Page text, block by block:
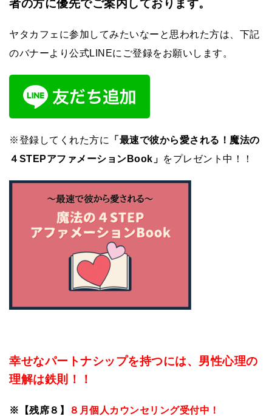
者の方に優先でご案内しております。
ヤタカフェに参加してみたいなーと思われた方は、下記
のバナーより公式LINEにご登録をお願いします。
※登録してくれた方に
「最速で彼から愛される！魔法の
４STEPアファメーションBook」 をプレゼント中！！
幸せなパートナシップを持つには、男性心理の
理解は鉄則！！
※【残席８】 ８ 月個人カウンセリング受付中！